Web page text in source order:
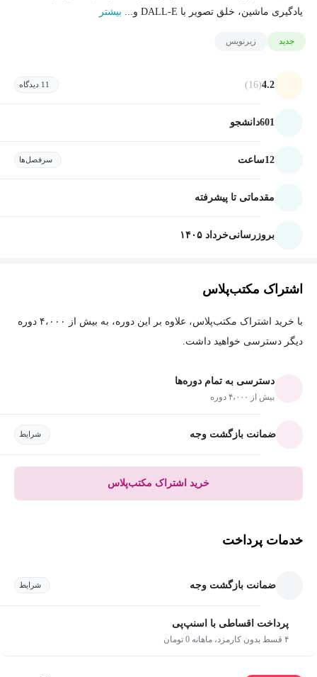
یادگیری ماشین، خلق تصویر با DALL-E و...
بیشتر
جدید زیرنویس
4.2
(16) 11 دیدگاه
601دانشجو
12ساعت سرفصل‌ها
مقدماتی تا پیشرفته
بروزرسانیخرداد ۱۴۰۵
اشتراک مکتب‌پلاس
با خرید اشتراک مکتب‌پلاس، علاوه بر این دوره، به بیش از ۴،۰۰۰ دوره
دیگر دسترسی خواهید داشت.
دسترسی به تمام دوره‌ها
بیش از ۴،۰۰۰ دوره
ضمانت بازگشت وجه شرایط
خرید اشتراک مکتب‌پلاس
خدمات پرداخت
ضمانت بازگشت وجه شرایط
پرداخت اقساطی با اسنپ‌پی
۴ قسط بدون کارمزد، ماهانه 0 تومان